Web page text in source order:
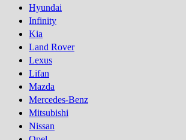
Hyundai
Infinity
Kia
Land Rover
Lexus
Lifan
Mazda
Mercedes-Benz
Mitsubishi
Nissan